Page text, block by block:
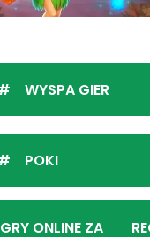
WYSPA GIER
POKI
GRY ONLINE ZA